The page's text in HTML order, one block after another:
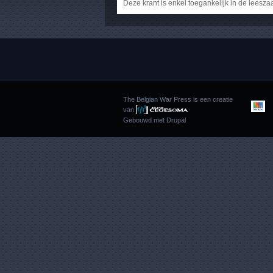
Deze krant is enkel toegankelijk in de
The Belgian War Press is een creatie
van
Gebouwd met Drupal